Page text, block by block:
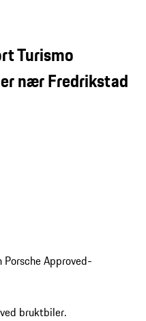
Turismo
nær Fredrikstad
Approved-
bruktbiler.